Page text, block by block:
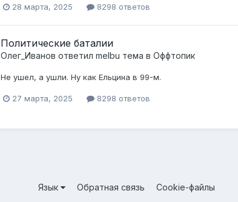
28 марта, 2025 8298 ответов
Политические баталии
Олег_Иванов ответил melbu тема в Оффтопик
Не ушел, а ушли. Ну как Ельцина в 99-м.
27 марта, 2025 8298 ответов
Язык Обратная связь Cookie-файлы